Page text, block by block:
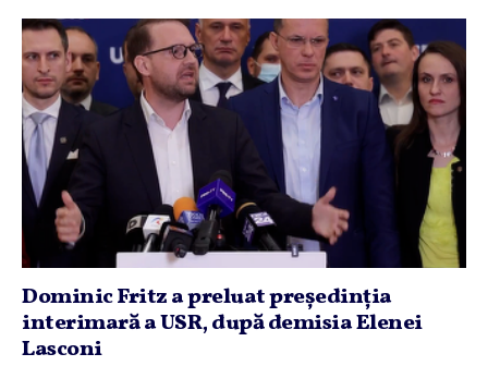
Dominic Fritz a preluat preşedinţia
interimară a USR, după demisia Elenei
Lasconi